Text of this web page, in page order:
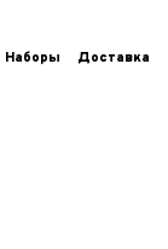
Наборы Доставка